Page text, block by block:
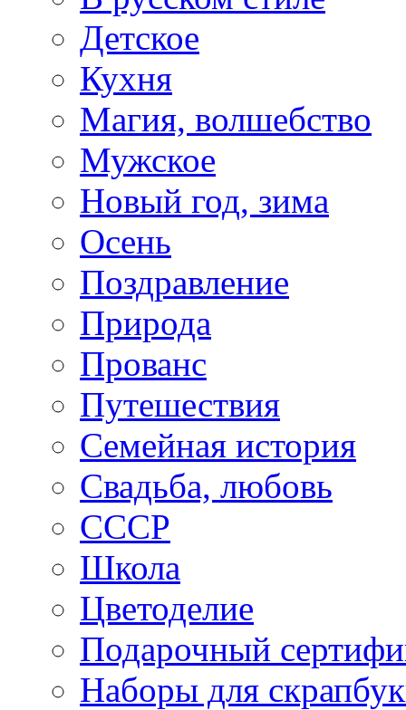
Детское
Кухня
Магия, волшебство
Мужское
Новый год, зима
Осень
Поздравление
Природа
Прованс
Путешествия
Семейная история
Свадьба, любовь
СССР
Школа
Цветоделие
Подарочный
Наборы для